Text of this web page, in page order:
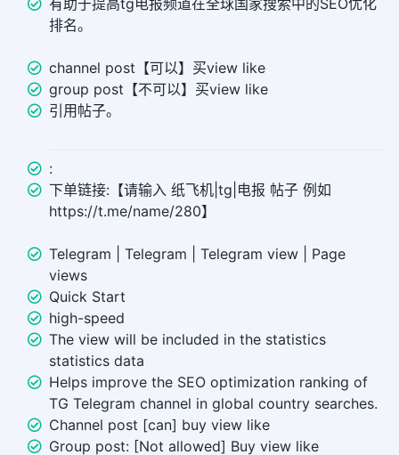
有助于提高tg电报频道在全球国家搜索中的SEO优化
排名。
channel post【可以】买view like
group post【不可以】买view like
引用帖子。
:
下单链接:【请输入 纸飞机|tg|电报 帖子 例如
https://t.me/name/280】
Telegram | Telegram | Telegram view | Page
views
Quick Start
high-speed
The view will be included in the statistics
statistics data
Helps improve the SEO optimization ranking of
TG Telegram channel in global country searches.
Channel post [can] buy view like
Group post: [Not allowed] Buy view like